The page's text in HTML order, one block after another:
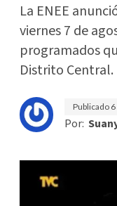
La ENEE
viernes 7 de
programados
Distrito Central.
Publicado
Por: